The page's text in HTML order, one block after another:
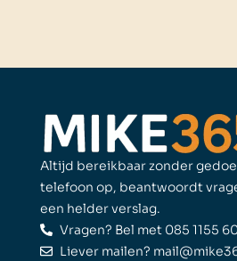
Altijd bereikbaar zonder
telefoon op, beantwoordt
een helder verslag.
Vragen? Bel met 085 1155
Liever mailen?